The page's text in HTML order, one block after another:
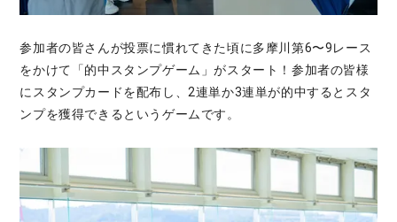
参加者の皆さんが投票に慣れてきた頃に多摩川第6〜9レース
をかけて「的中スタンプゲーム」がスタート！参加者の皆様
にスタンプカードを配布し、2連単か3連単が的中するとスタ
ンプを獲得できるというゲームです。